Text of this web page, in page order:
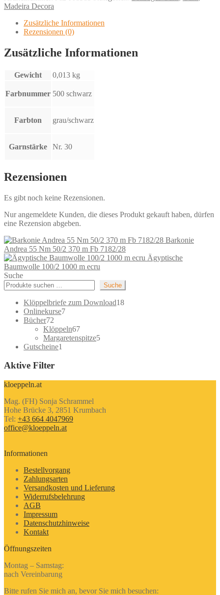
Madeira Decora
Zusätzliche Informationen
Rezensionen (0)
Zusätzliche Informationen
Gewicht 0,013 kg
Farbnummer 500 schwarz
Farbton grau/schwarz
Garnstärke Nr. 30
Rezensionen
Es gibt noch keine Rezensionen.
Nur angemeldete Kunden, die dieses Produkt gekauft haben, dürfen
eine Rezension abgeben.
Barkonie
Andrea 55 Nm 50/2 370 m Fb 7182/28
Ägyptische
Baumwolle 100/2 1000 m ecru
Suche
Suche
Klöppelbriefe zum Download1818
Onlinekurse77
Bücher72
Produkte
Klöppeln6767
Produkte
Margaretenspitze55
Gutscheine1
Aktive Filter
kloeppeln.at
Mag. (FH) Sonja Schrammel
Hohe Brücke 3, 2851 Krumbach
Tel: +43 664 4047969
office@kloeppeln.at
Informationen
Bestellvorgang
Zahlungsarten
Versandkosten und Lieferung
Widerrufsbelehrung
AGB
Impressum
Datenschutzhinweise
Kontakt
Öffnungszeiten
Montag – Samstag:
nach Vereinbarung
Bitte rufen Sie mich an, bevor Sie mich besuchen: